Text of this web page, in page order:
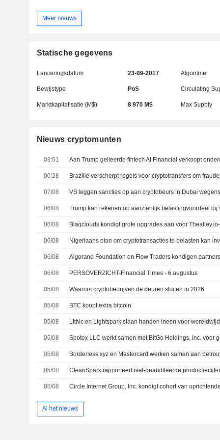
Meer nieuws
Statische gegevens
Lanceringsdatum 23-09-2017
Bewijstype PoS
Marktkapitalisatie (M$) 8 970 M$
Algoritme
Circulating
Max Supply
Nieuws cryptomunten
03:01 Aan Trump gelieerde fintech AI Financial verkoopt
00:28 Brazilië verscherpt regels voor cryptotransfers om
07/08
06/08
06/08
06/08
06/08
06/08 PERSOVERZICHT-Financial Times - 6 augustus
05/08 Waarom cryptobedrijven de deuren sluiten in 2026
05/08 BTC koopt extra bitcoin
05/08
05/08
05/08
05/08
05/08
Al het nieuws